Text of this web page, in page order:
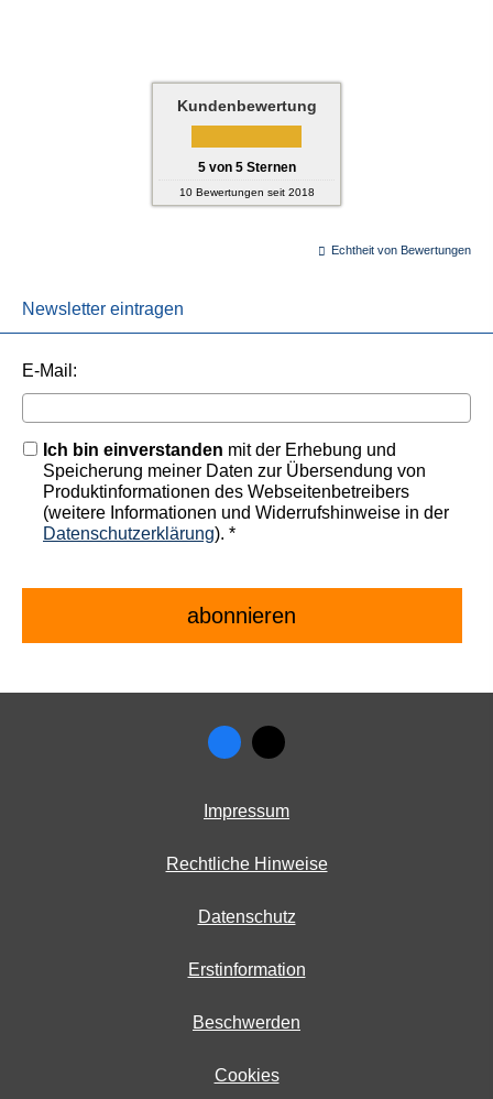
Kundenbewertung
5von 5Sternen
10Bewertungen seit 2018
Echtheit von Bewertungen
Newsletter eintragen
E-Mail:
Ich bin einverstanden mit der Erhebung und
Speicherung meiner Daten zur Übersendung von
Produktinformationen des Webseitenbetreibers
(weitere Informationen und Widerrufshinweise in der
Datenschutzerklärung). *
Impressum
Rechtliche Hinweise
Datenschutz
Erstinformation
Beschwerden
Cookies